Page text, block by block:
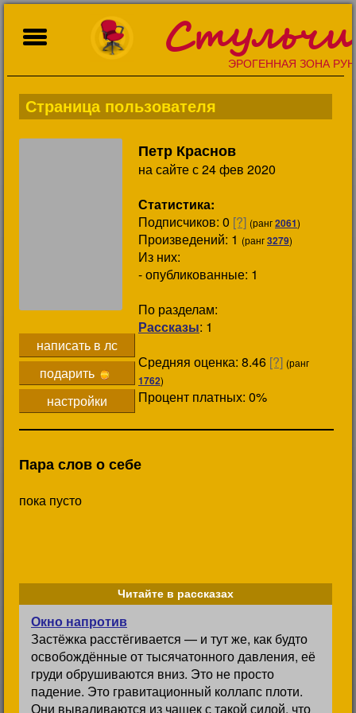
ЭРОГЕННАЯ ЗОНА
Страница пользователя
написать в лс
подарить
настройки
Петр Краснов
на сайте с 24 фев 2020
Статистика:
Подписчиков: 0 [?] (ранг2061)
Произведений: 1 (ранг3279)
Из них:
- опубликованные: 1
По разделам:
Рассказы: 1
Средняя оценка: 8.46 [?] (ранг
1762)
Процент платных: 0%
Пара слов о себе
пока пусто
Читайте в рассказах
Окно напротив
Застёжка расстёгивается — и тут же, как будто
освобождённые от тысячатонного давления, её
груди обрушиваются вниз. Это не просто
падение. Это гравитационный коллапс плоти.
Они вываливаются из чашек с такой силой, что